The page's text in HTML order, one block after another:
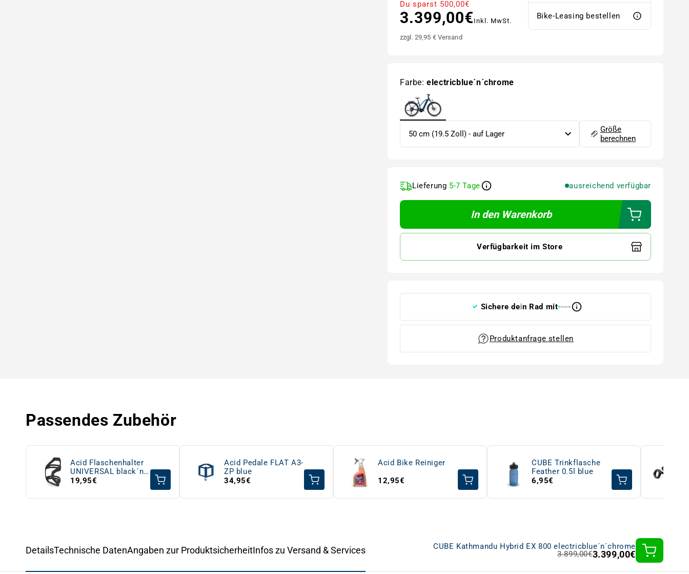
Du sparst 500,00€
3.399,00€ Inkl. MwSt.
zzgl. 29,95 € Versand
Bike-Leasing bestellen
Farbe:electricblue´n´chrome
Größe
berechnen
Lieferung 5-7 Tage ausreichend verfügbar
In den Warenkorb
Verfügbarkeit im Store
Sichere dein Rad mit
Produktanfrage stellen
Passendes Zubehör
Acid Flaschenhalter
UNIVERSAL black´n
´black
19,95€
Acid Pedale FLAT A3-
ZP blue
34,95€
Acid Bike Reiniger
12,95€
CUBE Trinkflasche
Feather 0.5l blue
6,95€
DetailsTechnische DatenAngaben zur ProduktsicherheitInfos zu Versand & Services
CUBE Kathmandu Hybrid EX 800 electricblue´n´chrome
3.899,00€3.399,00€